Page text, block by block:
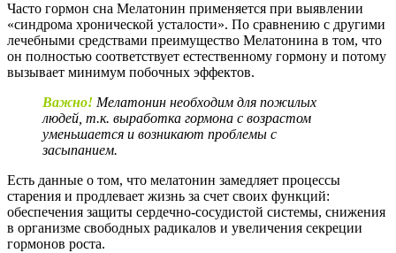
Часто гормон сна Мелатонин применяется при выявлении
«синдрома хронической усталости». По сравнению с другими
лечебными средствами преимущество Мелатонина в том, что
он полностью соответствует естественному гормону и потому
вызывает минимум побочных эффектов.
Важно! Мелатонин необходим для пожилых
людей, т.к. выработка гормона с возрастом
уменьшается и возникают проблемы с
засыпанием.
Есть данные о том, что мелатонин замедляет процессы
старения и продлевает жизнь за счет своих функций:
обеспечения защиты сердечно-сосудистой системы, снижения
в организме свободных радикалов и увеличения секреции
гормонов роста.